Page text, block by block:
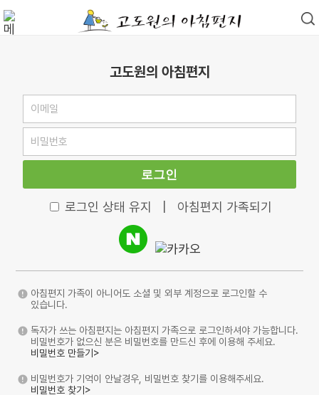
고도원의 아침편지
로그인
로그인 상태 유지 아침편지 가족되기
아침편지 가족이 아니어도 소셜 및 외부 계정으로 로그인할 수
있습니다.
독자가 쓰는 아침편지는 아침편지 가족으로 로그인하셔야 가능합니다.
비밀번호가 없으신 분은 비밀번호를 만드신 후에 이용해 주세요.
비밀번호 만들기>
비밀번호가 기억이 안날경우, 비밀번호 찾기를 이용해주세요.
비밀번호 찾기>